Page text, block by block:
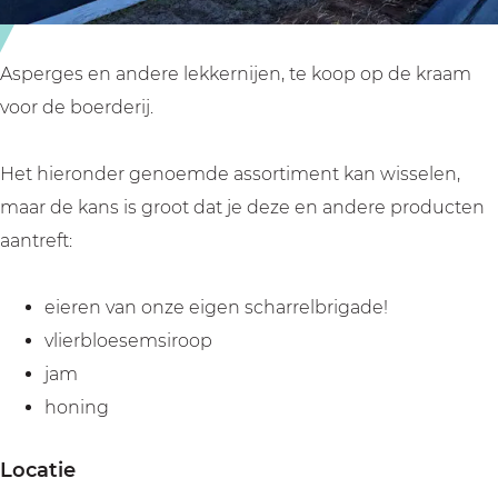
r
c
u
l
r
i
u
m
l
r
i
u
m
Asperges en andere lekkernijen, te koop op de kraam
voor de boerderij.
Het hieronder genoemde assortiment kan wisselen,
maar de kans is groot dat je deze en andere producten
aantreft:
eieren van onze eigen scharrelbrigade!
vlierbloesemsiroop
jam
honing
Locatie